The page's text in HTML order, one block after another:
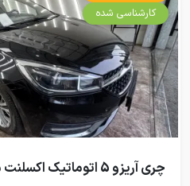
کارشناسی شده
چری آریزو 5 اتوماتیک اکسلنت مدل 2019-1398